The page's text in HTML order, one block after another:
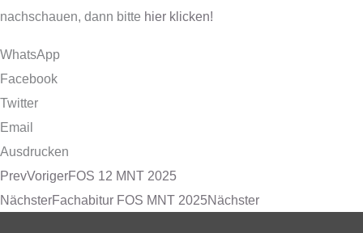
nachschauen, dann bitte hier klicken!
WhatsApp
Facebook
Twitter
Email
Ausdrucken
PrevVorigerFOS 12 MNT 2025
NächsterFachabitur FOS MNT 2025Nächster